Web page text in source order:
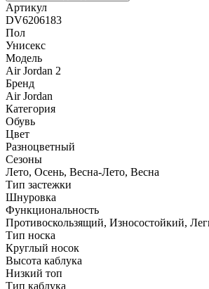
Артикул
DV6206183
Пол
Унисекс
Модель
Air Jordan 2
Бренд
Air Jordan
Категория
Обувь
Цвет
Разноцветный
Сезоны
Лето, Осень, Весна-Лето, Весна
Тип застежки
Шнуровка
Функциональность
Противоскользящий, Износостойкий,
Тип носка
Круглый носок
Высота каблука
Низкий топ
Тип каблука